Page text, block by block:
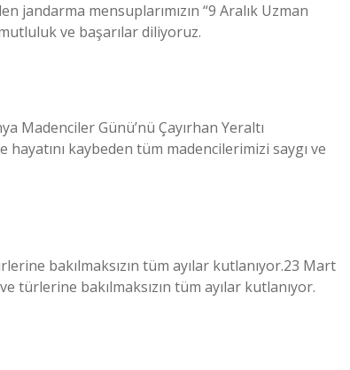
jandarma mensuplarımızın “9 Aralık Uzman
ve başarılar diliyoruz.
Madenciler Günü’nü Çayırhan Yeraltı
kaybeden tüm madencilerimizi saygı ve
bakılmaksızın tüm ayılar kutlanıyor.23 Mart
türlerine bakılmaksızın tüm ayılar kutlanıyor.